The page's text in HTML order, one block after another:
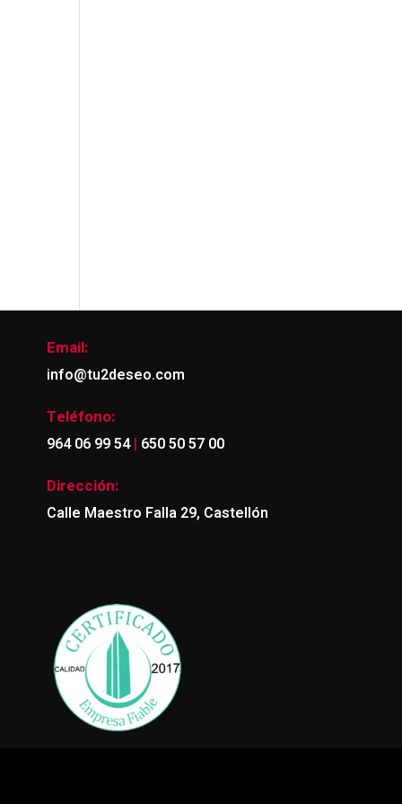
Email:
info@tu2deseo.com
Teléfono:
964 06 99 54| 650 50 57 00
Dirección:
Calle Maestro Falla 29, Castellón